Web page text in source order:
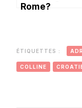
Rome?
ÉTIQUETTES :
COLLINE